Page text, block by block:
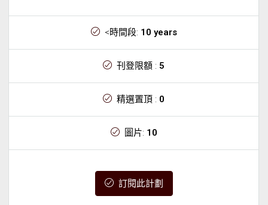
<時間段: 10 years
刊登限額 : 5
精選置頂 : 0
圖片: 10
訂閱此計劃